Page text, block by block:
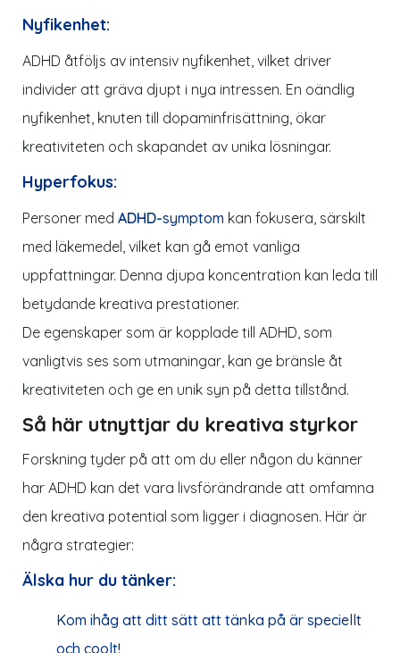
Nyfikenhet:
ADHD åtföljs av intensiv nyfikenhet, vilket driver
individer att gräva djupt i nya intressen. En oändlig
nyfikenhet, knuten till dopaminfrisättning, ökar
kreativiteten och skapandet av unika lösningar.
Hyperfokus:
Personer med ADHD-symptom kan fokusera, särskilt
med läkemedel, vilket kan gå emot vanliga
uppfattningar. Denna djupa koncentration kan leda till
betydande kreativa prestationer.
De egenskaper som är kopplade till ADHD, som
vanligtvis ses som utmaningar, kan ge bränsle åt
kreativiteten och ge en unik syn på detta tillstånd.
Så här utnyttjar du kreativa styrkor
Forskning tyder på att om du eller någon du känner
har ADHD kan det vara livsförändrande att omfamna
den kreativa potential som ligger i diagnosen. Här är
några strategier:
Älska hur du tänker:
Kom ihåg att ditt sätt att tänka på är speciellt
och coolt!